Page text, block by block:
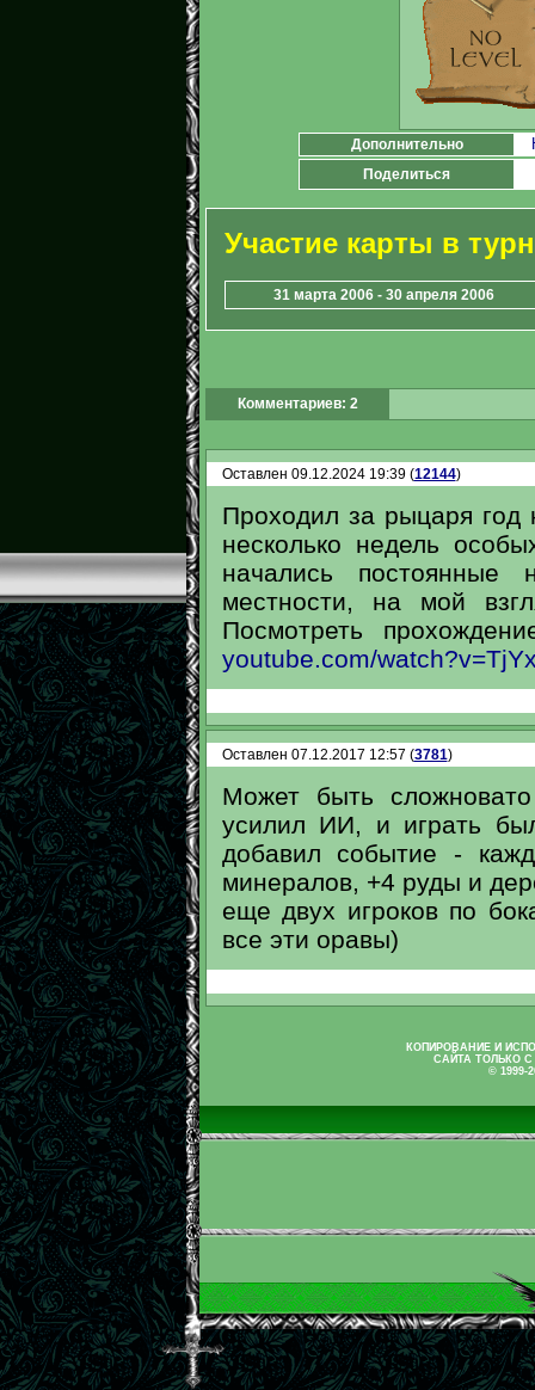
Дополнительно
Поделиться
Участие карты в
31 марта 2006 - 30 апреля 2006
Комментариев: 2
Оставлен 09.12.2024 19:39 (12144)
Проходил за рыцаря год
несколько недель
начались постоянные
местности, на мой
Посмотреть
youtube.com/
Оставлен 07.12.2017 12:57 (3781)
Может быть
усилил ИИ, и играть
добавил событие -
минералов, +4 руды и
еще двух игроков по
все эти оравы)
КОПИРОВАНИЕ И
САЙТА ТОЛЬКО
© 1999-